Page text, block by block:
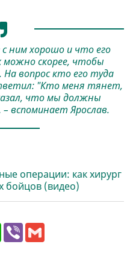
ним хорошо и что его
скорее, чтобы
вопрос кто его туда
"Кто меня тянет,
что мы должны
вспоминает Ярослав.
операции: как хирург
бойцов (видео)
W
h
V